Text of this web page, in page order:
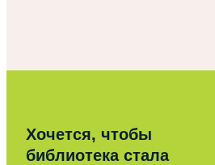
Хочется, чтобы
библиотека стала